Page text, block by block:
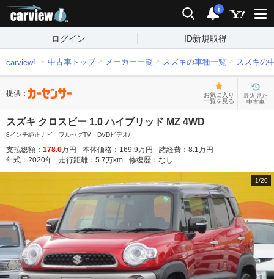
検索 通知
i
ログイン ID新規取得
carview! 中古車トップ メーカー一覧 スズキの車種一覧 スズキの
提供：
お気に入り
一覧を見る
最近見た
中古車
スズキ クロスビー 1.0 ハイブリッド MZ 4WD
8インチ純正ナビ フルセグTV DVDビデオ/
支払総額： 178.0万円 本体価格： 169.9万円 諸経費： 8.1万円
年式： 2020年 走行距離： 5.7万km 修復歴： なし
1/20